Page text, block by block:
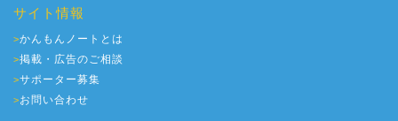
サイト情報
>かんもんノートとは
>掲載・広告のご相談
>サポーター募集
>お問い合わせ